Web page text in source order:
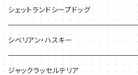
ケース
ケース
バッグ
Tシャツ
バッグ
ケース
シェットランドシープドッグ
バッグ
ケース
シベリアン・ハスキー
Tシャツ
ジャックラッセルテリア